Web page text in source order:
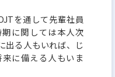
を通して先輩社員
に関しては本人次
出る人もいれば、じ
に備える人もいま